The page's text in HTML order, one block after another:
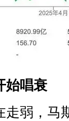
始唱衰
弱，马